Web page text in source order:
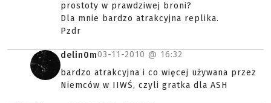
prostoty w prawdziwej broni?
Dla mnie bardzo atrakcyjna replika.
Pzdr
delin0m03-11-2010 @ 16:32
bardzo atrakcyjna i co więcej używana przez
Niemców w IIWŚ, czyli gratka dla ASH